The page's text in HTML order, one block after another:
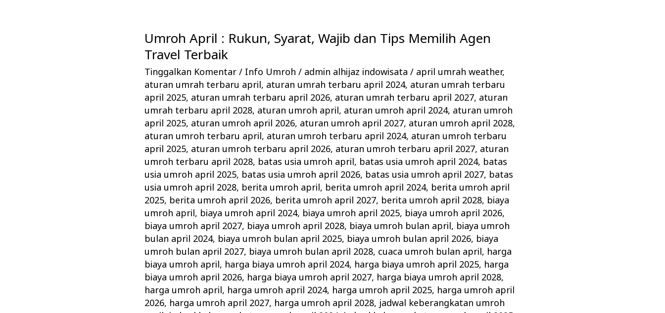
Umroh April : Rukun, Syarat, Wajib dan Tips Memilih Agen
Travel Terbaik
Tinggalkan Komentar / Info Umroh / admin alhijaz indowisata/ april umrah weather,
aturan umrah terbaru april, aturan umrah terbaru april 2024, aturan umrah terbaru
april 2025, aturan umrah terbaru april 2026, aturan umrah terbaru april 2027, aturan
umrah terbaru april 2028, aturan umroh april, aturan umroh april 2024, aturan umroh
april 2025, aturan umroh april 2026, aturan umroh april 2027, aturan umroh april 2028,
aturan umroh terbaru april, aturan umroh terbaru april 2024, aturan umroh terbaru
april 2025, aturan umroh terbaru april 2026, aturan umroh terbaru april 2027, aturan
umroh terbaru april 2028, batas usia umroh april, batas usia umroh april 2024, batas
usia umroh april 2025, batas usia umroh april 2026, batas usia umroh april 2027, batas
usia umroh april 2028, berita umroh april, berita umroh april 2024, berita umroh april
2025, berita umroh april 2026, berita umroh april 2027, berita umroh april 2028, biaya
umroh april, biaya umroh april 2024, biaya umroh april 2025, biaya umroh april 2026,
biaya umroh april 2027, biaya umroh april 2028, biaya umroh bulan april, biaya umroh
bulan april 2024, biaya umroh bulan april 2025, biaya umroh bulan april 2026, biaya
umroh bulan april 2027, biaya umroh bulan april 2028, cuaca umroh bulan april, harga
biaya umroh april, harga biaya umroh april 2024, harga biaya umroh april 2025, harga
biaya umroh april 2026, harga biaya umroh april 2027, harga biaya umroh april 2028,
harga umroh april, harga umroh april 2024, harga umroh april 2025, harga umroh april
2026, harga umroh april 2027, harga umroh april 2028, jadwal keberangkatan umroh
Umroh
April
:
Rukun,
Syarat,
Wajib
dan
Tips
Memilih
Agen
Travel
Terbaik